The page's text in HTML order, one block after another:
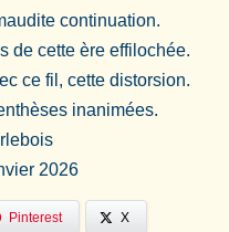
continuation.
de cette ère effilochée.
ce fil, cette distorsion.
inanimées.
2026
Pinterest X